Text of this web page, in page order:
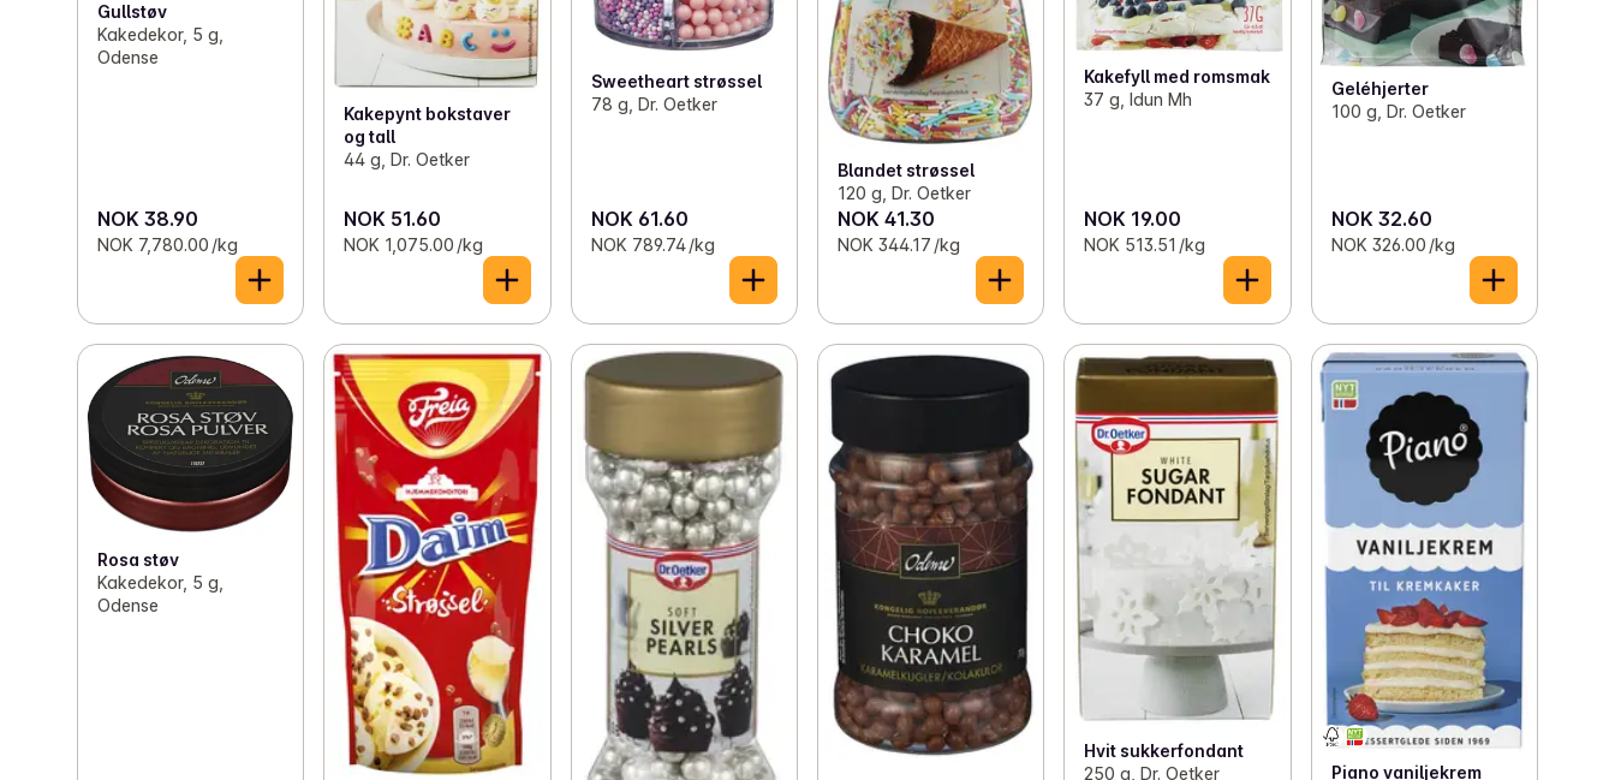
Gullstøv
Kakedekor, 5 g,
Odense
NOK 38.90
NOK 7,780.00 /kg
Kakepynt bokstaver
og tall
44 g, Dr. Oetker
NOK 51.60
NOK 1,075.00 /kg
Sweetheart strøssel
78 g, Dr. Oetker
NOK 61.60
NOK 789.74 /kg
Blandet strøssel
120 g, Dr. Oetker
NOK 41.30
NOK 344.17 /kg
Kakefyll med romsmak
37 g, Idun Mh
NOK 19.00
NOK 513.51 /kg
Geléhjerter
100 g, Dr. Oetker
NOK 32.60
NOK 326.00 /kg
Rosa støv
Kakedekor, 5 g,
Odense
Hvit sukkerfondant
250 g, Dr. Oetker
Piano vaniljekrem